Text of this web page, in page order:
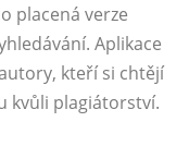
placená verze
Aplikace
kteří si chtějí
kvůli plagiátorství.